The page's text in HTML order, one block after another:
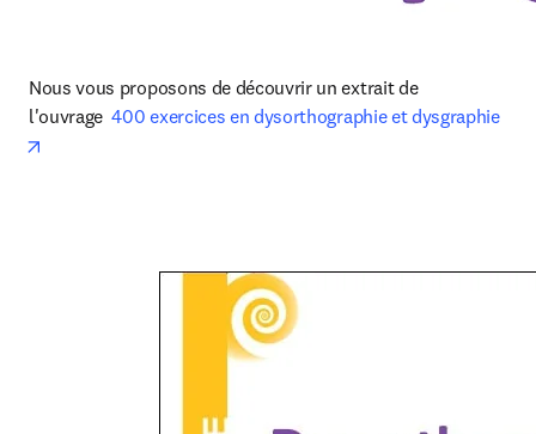
Nous vous proposons de découvrir un extrait de
l'ouvrage 400 exercices en dysorthographie et dysgraphie